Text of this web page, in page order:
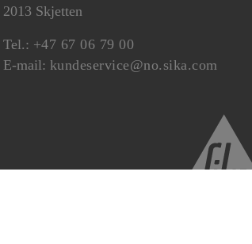
2013 Skjetten
Tel.: +47 67 06 79 00
E-mail: kundeservice@no.sika.com